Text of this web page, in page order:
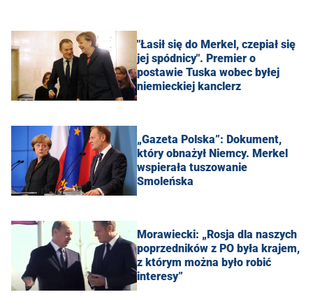
"Łasił się do Merkel, czepiał się
jej spódnicy". Premier o
postawie Tuska wobec byłej
niemieckiej kanclerz
„Gazeta Polska”: Dokument,
który obnażył Niemcy. Merkel
wspierała tuszowanie
Smoleńska
Morawiecki: „Rosja dla naszych
poprzedników z PO była krajem,
z którym można było robić
interesy”